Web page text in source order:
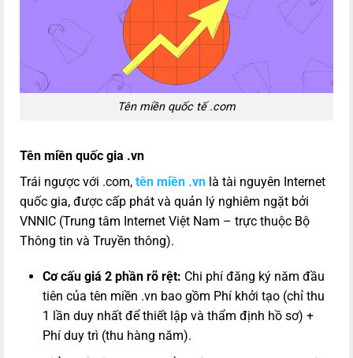
Tên miền quốc tế .com
Tên miền quốc gia .vn
Trái ngược với .com, tên miền .vn là tài nguyên Internet
quốc gia, được cấp phát và quản lý nghiêm ngặt bởi
VNNIC (Trung tâm Internet Việt Nam – trực thuộc Bộ
Thông tin và Truyền thông).
Cơ cấu giá 2 phần rõ rệt: Chi phí đăng ký năm đầu
tiên của tên miền .vn bao gồm Phí khởi tạo (chỉ thu
1 lần duy nhất để thiết lập và thẩm định hồ sơ) +
Phí duy trì (thu hàng năm).